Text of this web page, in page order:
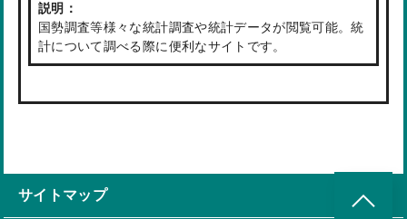
説明：
国勢調査等様々な統計調査や統計データが閲覧可能。統
計について調べる際に便利なサイトです。
サイトマップ